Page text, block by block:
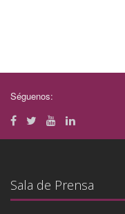
Séguenos:
Sala de Prensa